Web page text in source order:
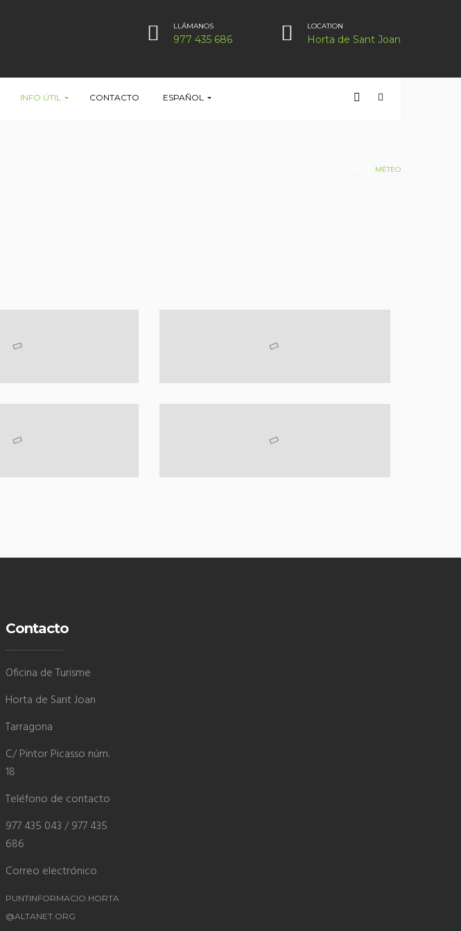
LLÁMANOS
977 435 686
LOCATION
Horta de Sant Joan
INFO ÚTIL CONTACTO ESPAÑOL
MÉTEO
Contacto
Oficina de Turisme
Horta de Sant Joan
Tarragona
C/ Pintor Picasso núm.
18
Teléfono de contacto
977 435 043 / 977 435
686
Correo electrónico
PUNTINFORMACIO.HORTA
@ALTANET.ORG